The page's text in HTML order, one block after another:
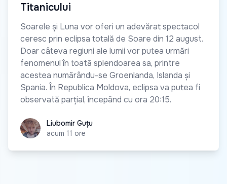
Titanicului
Soarele și Luna vor oferi un adevărat spectacol
ceresc prin eclipsa totală de Soare din 12 august.
Doar câteva regiuni ale lumii vor putea urmări
fenomenul în toată splendoarea sa, printre
acestea numărându-se Groenlanda, Islanda și
Spania. În Republica Moldova, eclipsa va putea fi
observată parțial, începând cu ora 20:15.
Liubomir Guțu
Liubomir Guțu
acum 11 ore